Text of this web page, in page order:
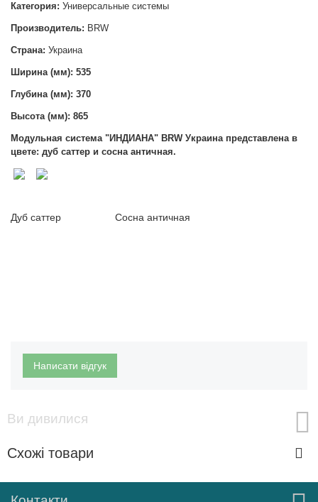
Категория: Универсальные системы
Производитель: BRW
Страна: Украина
Ширина (мм): 535
Глубина (мм): 370
Высота (мм): 865
Модульная система "ИНДИАНА" BRW Украина представлена в
цвете: дуб саттер и сосна античная.
Дуб саттер Сосна античная
Написати відгук
Ви дивилися
Схожі товари